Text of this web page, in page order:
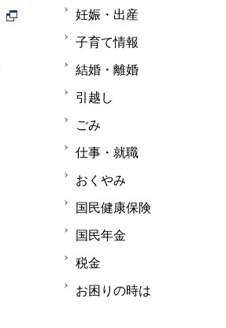
妊娠・出産
子育て情報
結婚・離婚
引越し
ごみ
仕事・就職
おくやみ
国民健康保険
国民年金
税金
お困りの時は